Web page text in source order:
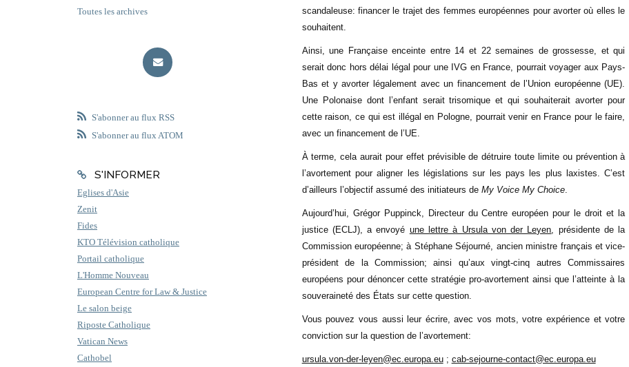
Toutes les archives
S'abonner au flux RSS
S'abonner au flux ATOM
S'INFORMER
Eglises d'Asie
Zenit
Fides
KTO Télévision catholique
Portail catholique
L'Homme Nouveau
European Centre for Law & Justice
Le salon beige
Riposte Catholique
Vatican News
Cathobel
scandaleuse: financer le trajet des femmes européennes pour avorter où elles le
souhaitent.
Ainsi, une Française enceinte entre 14 et 22 semaines de grossesse, et qui
serait donc hors délai légal pour une IVG en France, pourrait voyager aux Pays-
Bas et y avorter légalement avec un financement de l’Union européenne (UE).
Une Polonaise dont l’enfant serait trisomique et qui souhaiterait avorter pour
cette raison, ce qui est illégal en Pologne, pourrait venir en France pour le faire,
avec un financement de l’UE.
À terme, cela aurait pour effet prévisible de détruire toute limite ou prévention à
l’avortement pour aligner les législations sur les pays les plus laxistes. C’est
d’ailleurs l’objectif assumé des initiateurs de My Voice My Choice.
Aujourd’hui, Grégor Puppinck, Directeur du Centre européen pour le droit et la
justice (ECLJ), a envoyé une lettre à Ursula von der Leyen , présidente de la
Commission européenne; à Stéphane Séjourné, ancien ministre français et vice-
président de la Commission; ainsi qu’aux vingt-cinq autres Commissaires
européens pour dénoncer cette stratégie pro-avortement ainsi que l’atteinte à la
souveraineté des États sur cette question.
Vous pouvez vous aussi leur écrire, avec vos mots, votre expérience et votre
conviction sur la question de l’avortement:
ursula.von-der-leyen@ec.europa.eu; cab-sejourne-contact@ec.europa.eu